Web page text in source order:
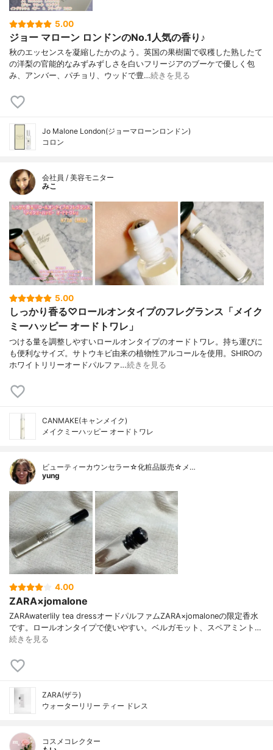
5.00
ジョー マローン ロンドンのNo.1人気の香り♪
秋のエッセンスを凝縮したかのよう。英国の果樹園で収穫した熟したて
の洋梨の官能的なみずみずしさを白いフリージアのブーケで優しく包
み、アンバー、パチョリ、ウッドで豊…続きを見る
Jo Malone London(ジョーマローンロンドン)
コロン
会社員 / 美容モニター
みこ
5.00
しっかり香る♡ロールオンタイプのフレグランス「メイク
ミーハッピー オードトワレ」
つける量を調整しやすいロールオンタイプのオードトワレ。持ち運びに
も便利なサイズ。サトウキビ由来の植物性アルコールを使用。SHIROの
ホワイトリリーオードパルファ…続きを見る
CANMAKE(キャンメイク)
メイクミーハッピー オードトワレ
ビューティーカウンセラー☆化粧品販売☆メ…
yung
4.00
ZARA×jomalone
ZARAwaterlily tea dressオードパルファムZARA×jomaloneの限定香水
です。ロールオンタイプで使いやすい。ベルガモット、スペアミント…
続きを見る
ZARA(ザラ)
ウォーターリリー ティー ドレス
コスメコレクター